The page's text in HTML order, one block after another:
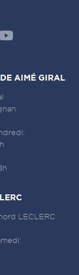
AIMÉ GIRAL
LECLERC